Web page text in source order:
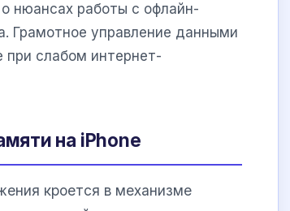
нюансах работы с офлайн-
Грамотное управление данными
при слабом интернет-
на iPhone
кроется в механизме